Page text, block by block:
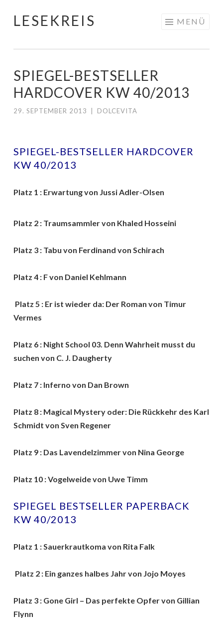
Springe
LESEKREIS MENÜ
SPIEGEL-BESTSELLER
HARDCOVER KW 40/2013
29. SEPTEMBER 2013 DOLCEVITA
SPIEGEL-BESTSELLER HARDCOVER
KW 40/2013
Platz 1 : Erwartung von Jussi Adler-Olsen
Platz 2 : Traumsammler von Khaled Hosseini
Platz 3 : Tabu von Ferdinand von Schirach
Platz 4 : F von Daniel Kehlmann
Platz 5 : Er ist wieder da: Der Roman von Timur
Vermes
Platz 6 : Night School 03. Denn Wahrheit musst du
suchen von C. J. Daugherty
Platz 7 : Inferno von Dan Brown
Platz 8 : Magical Mystery oder: Die Rückkehr des Karl
Schmidt von Sven Regener
Platz 9 : Das Lavendelzimmer von Nina George
Platz 10 : Vogelweide von Uwe Timm
SPIEGEL BESTSELLER PAPERBACK
KW 40/2013
Platz 1 : Sauerkrautkoma von Rita Falk
Platz 2 : Ein ganzes halbes Jahr von Jojo Moyes
Platz 3 : Gone Girl – Das perfekte Opfer von Gillian
Flynn